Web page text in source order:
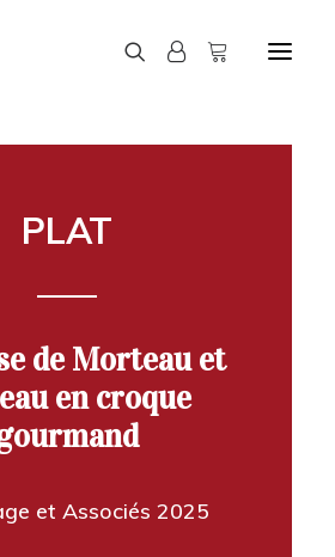
PLAT
de Morteau et
en croque
et Associés 2025